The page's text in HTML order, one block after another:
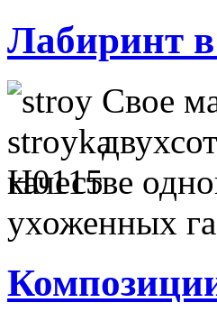
Лабиринт
Свое
качестве
ухоженных